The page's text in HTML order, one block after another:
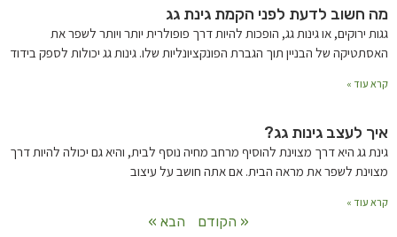
מה חשוב לדעת לפני הקמת גינת גג
גגות ירוקים, או גינות גג, הופכות להיות דרך פופולרית יותר ויותר לשפר את
האסתטיקה של הבניין תוך הגברת הפונקציונליות שלו. גינות גג יכולות לספק בידוד
קרא עוד »
איך לעצב גינות גג?
גינת גג היא דרך מצוינת להוסיף מרחב מחיה נוסף לבית, והיא גם יכולה להיות דרך
מצוינת לשפר את מראה הבית. אם אתה חושב על עיצוב
קרא עוד »
« הקודם הבא »